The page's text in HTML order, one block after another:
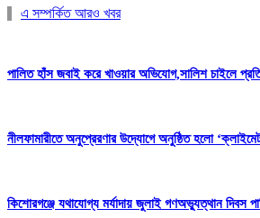
এ সম্পর্কিত আরও খবর
পালিত হাঁস জবাই করে খাওয়ার অভিযোগ,সালিশ চাইলে
নীলফামারীতে অনুপ্রেরণার উদ্যোগে অনুষ্ঠিত হলো
কিশোরগঞ্জে যথাযোগ্য মর্যাদায় জুলাই গণঅভ্যুত্থান দিবস